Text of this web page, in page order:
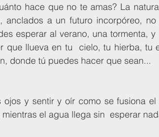
hace que no te amas? La
anclados a un futuro incorpóreo,
esperar al verano, una tormenta,
que llueva en tu  cielo, tu hierba, tu
donde tú puedes hacer que sean...
el agua llega sin  esperar